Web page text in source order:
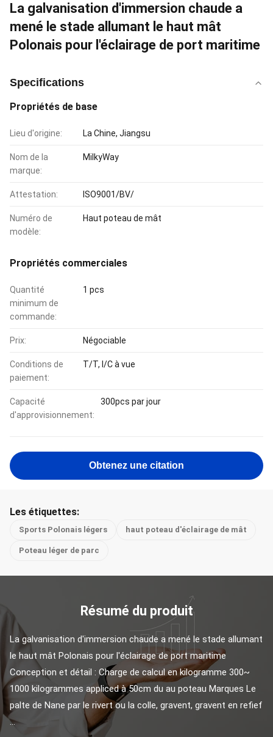
La galvanisation d'immersion chaude a
mené le stade allumant le haut mât
Polonais pour l'éclairage de port maritime
Specifications
Propriétés de base
Lieu d'origine: La Chine, Jiangsu
Nom de la
marque:
MilkyWay
Attestation: ISO9001/BV/
Numéro de
modèle:
Haut poteau de mât
Propriétés commerciales
Quantité
minimum de
commande:
1 pcs
Prix: Négociable
Conditions de
paiement:
T/T, l/C à vue
Capacité
d'approvisionnement:
300pcs par jour
Obtenez une citation
Les étiquettes:
Sports Polonais légers haut poteau d'éclairage de mât
Poteau léger de parc
Résumé du produit
La galvanisation d'immersion chaude a mené le stade allumant
le haut mât Polonais pour l'éclairage de port maritime
Conception et détail : Charge de calcul en kilogramme 300~
1000 kilogrammes appliced à 50cm du au poteau Marques Le
palte de Nane par le rivert ou la colle, gravent, gravent en refief
...